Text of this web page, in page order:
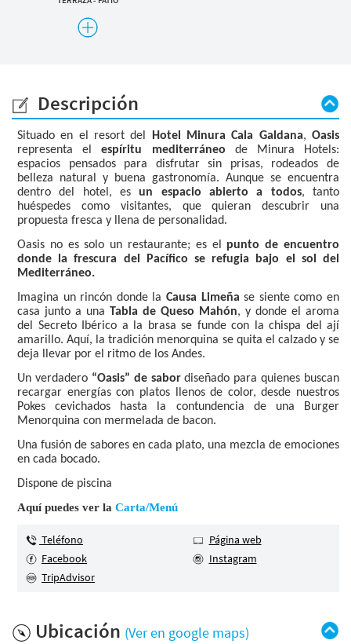
DESAYUNOS
OPCIONES SIN GLUTEN
Descripción
Situado en el resort del Hotel Minura Cala Galdana,Oasis
representa elespíritu mediterráneo de Minura Hotels:
espacios pensados para disfrutar sin prisas, rodeados de
belleza natural y buena gastronomía. Aunque se encuentra
dentro del hotel, esun espacio abierto a todos, tanto
huéspedes como visitantes, que quieran descubrir una
propuesta fresca y llena de personalidad.
Oasis no es solo un restaurante; es el punto de encuentro
donde la frescura del Pacífico se refugia bajo el sol del
Mediterráneo.
Imagina un rincón donde la Causa Limeña se siente como en
casa junto a una Tabla de Queso Mahón, y donde el aroma
del Secreto Ibérico a la brasa se funde con la chispa del ají
amarillo. Aquí, la tradición menorquina se quita el calzado y se
deja llevar por el ritmo de los Andes.
Un verdadero “Oasis” de sabordiseñado para quienes buscan
recargar energías con platos llenos de color, desde nuestros
Pokes cevichados hasta la contundencia de una Burger
Menorquina con mermelada de bacon.
Una fusión de sabores en cada plato, una mezcla de emociones
en cada bocado.
Dispone de piscina
Aquí puedes ver la Carta/Menú
Teléfono
Página web
Facebook
Instagram
TripAdvisor
Ubicación (Ver en google maps)